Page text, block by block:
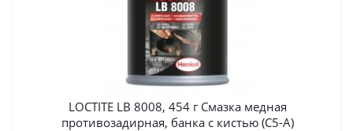
LOCTITE LB 8008, 454 г Смазка медная
противозадирная, банка с кистью (C5-A)